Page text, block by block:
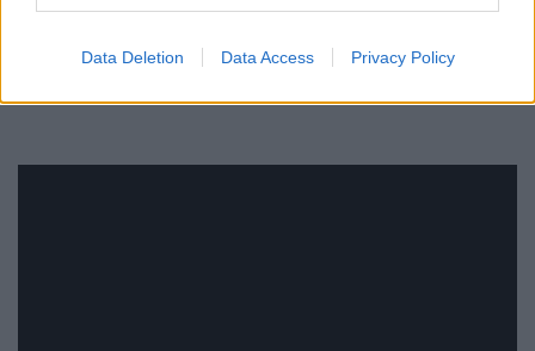
Data Deletion Data Access Privacy Policy
Pop παίζει μέσα στο κεφάλι του όσο αυτός